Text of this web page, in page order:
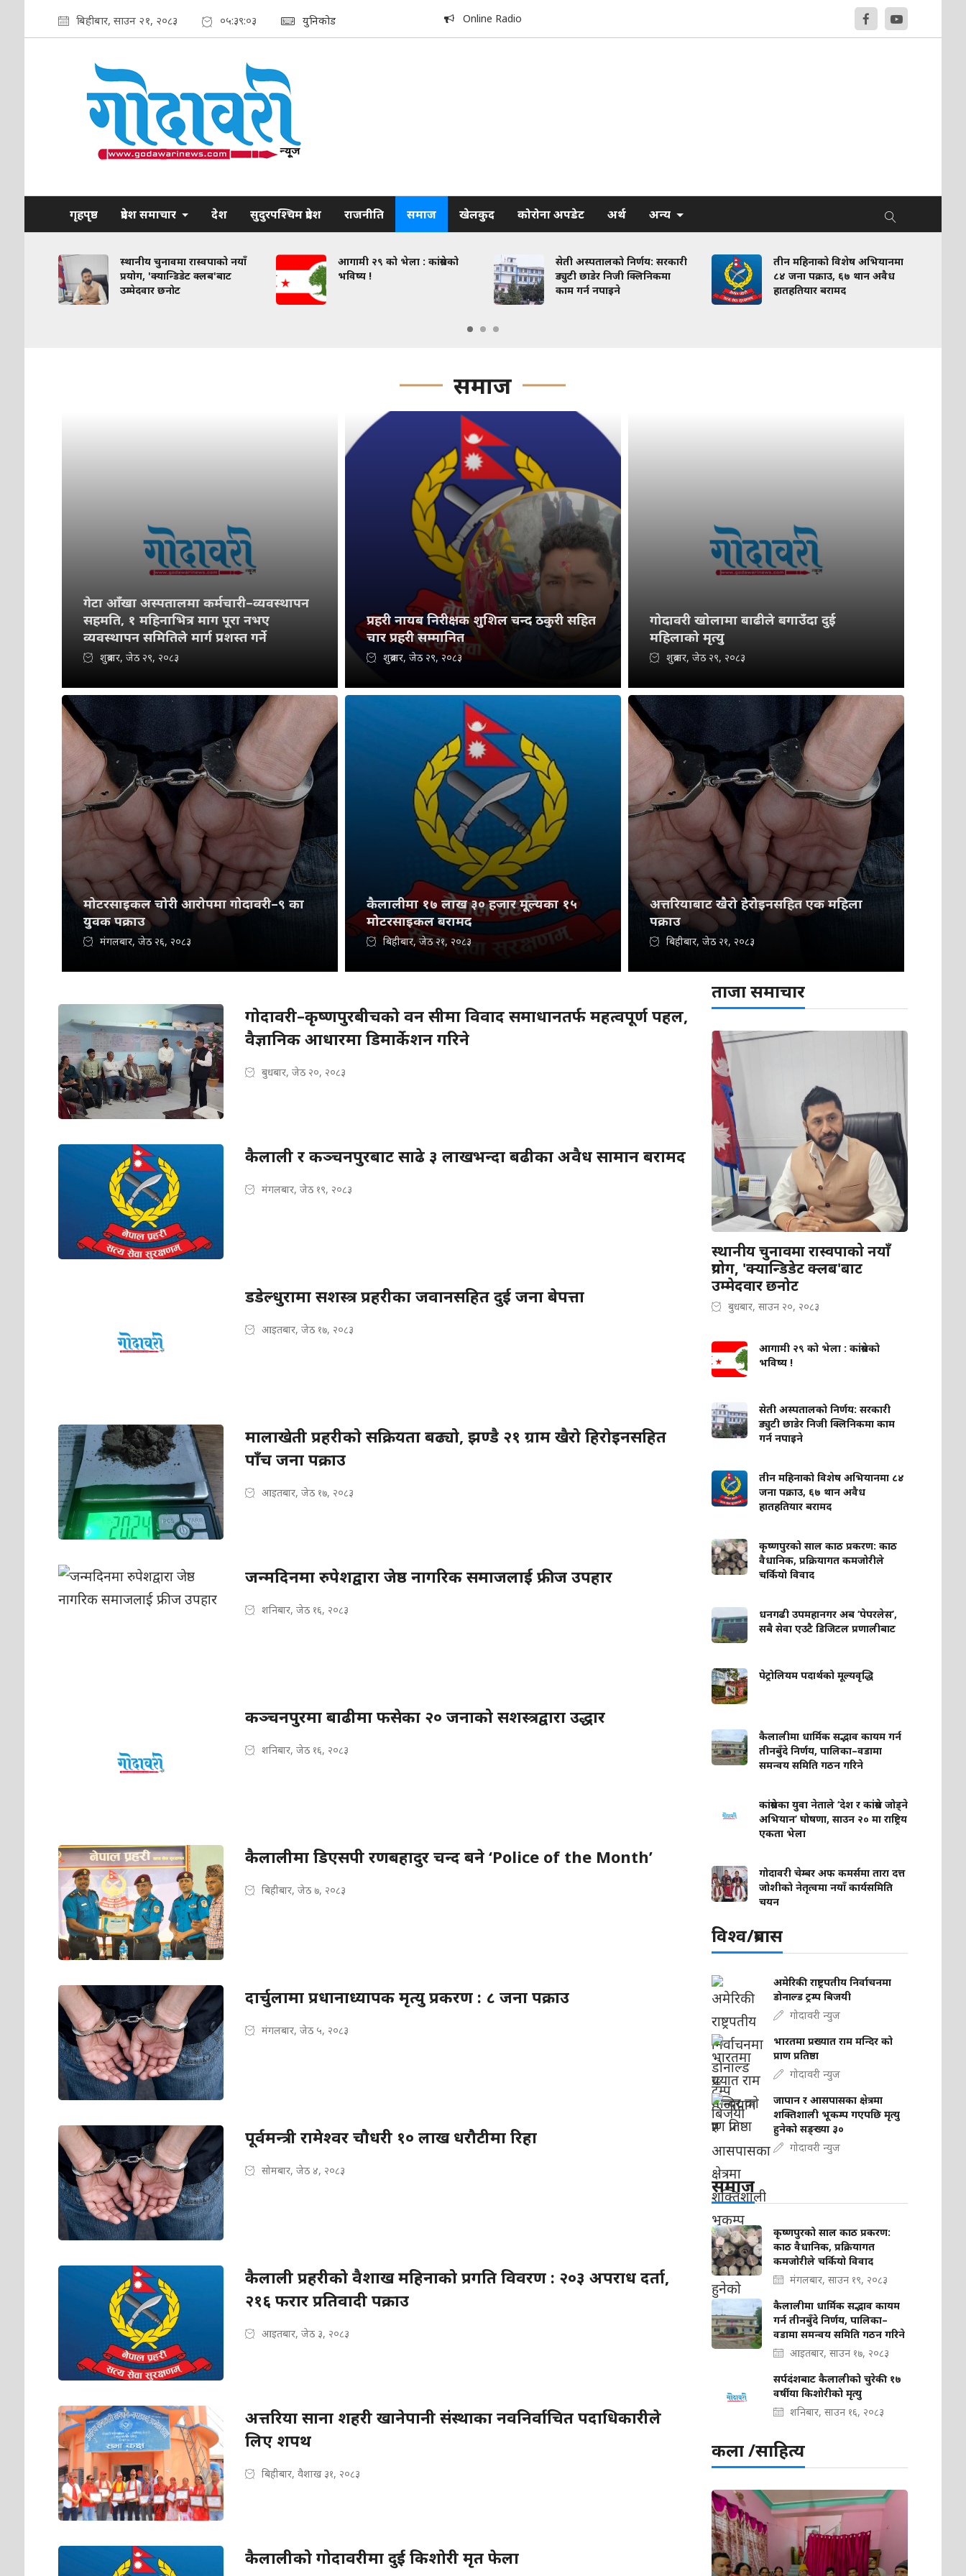
बिहीबार, साउन २१, २०८३ ०५:३९:०४ युनिकोड Online Radio
गृहपृष्ठ प्रदेश समाचार देश सुदुरपश्चिम प्रदेश राजनीति समाज खेलकुद कोरोना अपडेट अर्थ अन्य
स्थानीय चुनावमा रास्वपाको नयाँ
प्रयोग, 'क्यान्डिडेट क्लब'बाट
उम्मेदवार छनोट
आगामी २९ को भेला : कांग्रेसको
भविष्य !
सेती अस्पतालको निर्णय: सरकारी
ड्युटी छाडेर निजी क्लिनिकमा
काम गर्न नपाइने
तीन महिनाको विशेष अभियानमा
८४ जना पक्राउ, ६७ थान अवैध
हातहतियार बरामद
समाज
गेटा आँखा अस्पतालमा कर्मचारी–व्यवस्थापन
सहमति, १ महिनाभित्र माग पूरा नभए
व्यवस्थापन समितिले मार्ग प्रशस्त गर्ने
शुक्रबार, जेठ २९, २०८३
प्रहरी नायब निरीक्षक शुशिल चन्द ठकुरी सहित
चार प्रहरी सम्मानित
शुक्रबार, जेठ २९, २०८३
गोदावरी खोलामा बाढीले बगाउँदा दुई
महिलाको मृत्यु
शुक्रबार, जेठ २९, २०८३
मोटरसाइकल चोरी आरोपमा गोदावरी–९ का
युवक पक्राउ
मंगलबार, जेठ २६, २०८३
कैलालीमा १७ लाख ३० हजार मूल्यका १५
मोटरसाइकल बरामद
बिहीबार, जेठ २१, २०८३
अत्तरियाबाट खैरो हेरोइनसहित एक महिला
पक्राउ
बिहीबार, जेठ २१, २०८३
गोदावरी–कृष्णपुरबीचको वन सीमा विवाद समाधानतर्फ महत्वपूर्ण पहल,
वैज्ञानिक आधारमा डिमार्केशन गरिने
बुधबार, जेठ २०, २०८३
कैलाली र कञ्चनपुरबाट साढे ३ लाखभन्दा बढीका अवैध सामान बरामद
मंगलबार, जेठ १९, २०८३
डडेल्धुरामा सशस्त्र प्रहरीका जवानसहित दुई जना बेपत्ता
आइतबार, जेठ १७, २०८३
मालाखेती प्रहरीको सक्रियता बढ्यो, झण्डै २१ ग्राम खैरो हिरोइनसहित
पाँच जना पक्राउ
आइतबार, जेठ १७, २०८३
जन्मदिनमा रुपेशद्वारा जेष्ठ नागरिक समाजलाई फ्रीज उपहार
शनिबार, जेठ १६, २०८३
कञ्चनपुरमा बाढीमा फसेका २० जनाको सशस्त्रद्वारा उद्धार
शनिबार, जेठ १६, २०८३
कैलालीमा डिएसपी रणबहादुर चन्द बने ‘Police of the Month’
बिहीबार, जेठ ७, २०८३
दार्चुलामा प्रधानाध्यापक मृत्यु प्रकरण : ८ जना पक्राउ
मंगलबार, जेठ ५, २०८३
पूर्वमन्त्री रामेश्वर चौधरी १० लाख धरौटीमा रिहा
सोमबार, जेठ ४, २०८३
कैलाली प्रहरीको वैशाख महिनाको प्रगति विवरण : २०३ अपराध दर्ता,
२१६ फरार प्रतिवादी पक्राउ
आइतबार, जेठ ३, २०८३
अत्तरिया साना शहरी खानेपानी संस्थाका नवनिर्वाचित पदाधिकारीले
लिए शपथ
बिहीबार, वैशाख ३१, २०८३
कैलालीको गोदावरीमा दुई किशोरी मृत फेला
ताजा समाचार
स्थानीय चुनावमा रास्वपाको नयाँ
प्रयोग, 'क्यान्डिडेट क्लब'बाट
उम्मेदवार छनोट
बुधबार, साउन २०, २०८३
आगामी २९ को भेला : कांग्रेसको
भविष्य !
सेती अस्पतालको निर्णय: सरकारी
ड्युटी छाडेर निजी क्लिनिकमा काम
गर्न नपाइने
तीन महिनाको विशेष अभियानमा ८४
जना पक्राउ, ६७ थान अवैध
हातहतियार बरामद
कृष्णपुरको साल काठ प्रकरण: काठ
वैधानिक, प्रक्रियागत कमजोरीले
चर्कियो विवाद
धनगढी उपमहानगर अब ‘पेपरलेस’,
सबै सेवा एउटै डिजिटल प्रणालीबाट
पेट्रोलियम पदार्थको मूल्यवृद्धि
कैलालीमा धार्मिक सद्भाव कायम गर्न
तीनबुँदे निर्णय, पालिका–वडामा
समन्वय समिति गठन गरिने
कांग्रेसका युवा नेताले ‘देश र कांग्रेस जोड्ने
अभियान’ घोषणा, साउन २० मा राष्ट्रिय
एकता भेला
गोदावरी चेम्बर अफ कमर्समा तारा दत्त
जोशीको नेतृत्वमा नयाँ कार्यसमिति
चयन
विश्व/प्रबास
अमेरिकी राष्ट्रपतीय निर्वाचनमा
डोनाल्ड ट्रम्प बिजयी
गोदावरी न्युज
भारतमा प्रख्यात राम मन्दिर को
प्राण प्रतिष्ठा
गोदावरी न्युज
जापान र आसपासका क्षेत्रमा
शक्तिशाली भूकम्प गएपछि मृत्यु
हुनेको सङ्ख्या ३०
गोदावरी न्युज
समाज
कृष्णपुरको साल काठ प्रकरण:
काठ वैधानिक, प्रक्रियागत
कमजोरीले चर्कियो विवाद
मंगलबार, साउन १९, २०८३
कैलालीमा धार्मिक सद्भाव कायम
गर्न तीनबुँदे निर्णय, पालिका–
वडामा समन्वय समिति गठन गरिने
आइतबार, साउन १७, २०८३
सर्पदंशबाट कैलालीको चुरेकी १७
वर्षीया किशोरीको मृत्यु
शनिबार, साउन १६, २०८३
कला /साहित्य